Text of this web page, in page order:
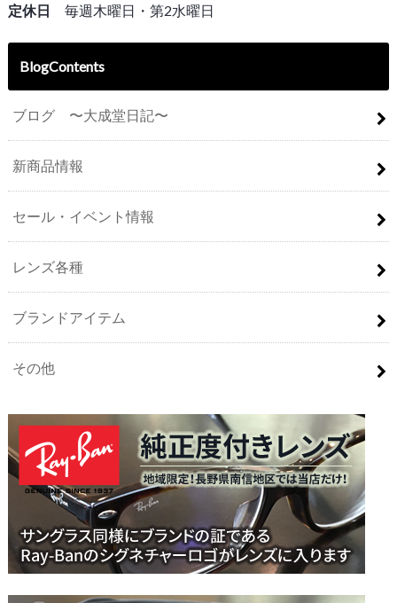
定休日
毎週木曜日・第2水曜日
BlogContents
ブログ 〜大成堂日記〜
新商品情報
セール・イベント情報
レンズ各種
ブランドアイテム
その他